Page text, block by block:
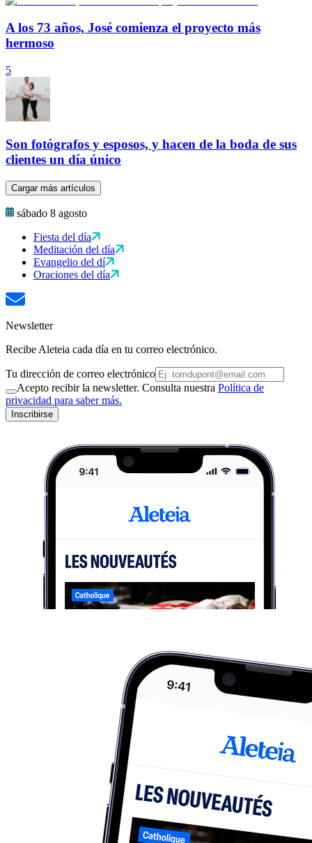
A los 73 años, José comienza el proyecto más
hermoso
5
Son fotógrafos y esposos, y hacen de la boda de sus
clientes un día único
Cargar más artículos
sábado 8 agosto
Fiesta del día
Meditación del día
Evangelio del dí
Oraciones del día
Newsletter
Recibe Aleteia cada día en tu correo electrónico.
Tu dirección de correo electrónico
Acepto recibir la newsletter. Consulta nuestra Política de
privacidad para saber más.
Inscribirse